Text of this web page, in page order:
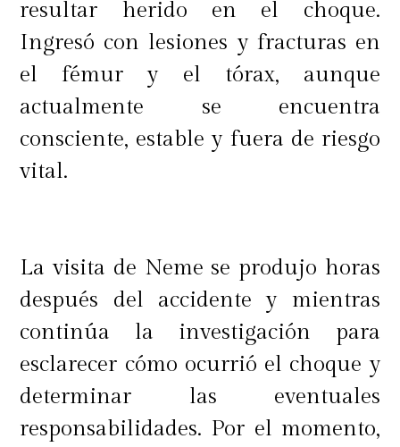
resultar herido en el choque.
Ingresó con lesiones y fracturas en
el fémur y el tórax, aunque
actualmente se encuentra
consciente, estable y fuera de riesgo
vital.
La visita de Neme se produjo horas
después del accidente y mientras
continúa la investigación para
esclarecer cómo ocurrió el choque y
determinar las eventuales
responsabilidades. Por el momento,